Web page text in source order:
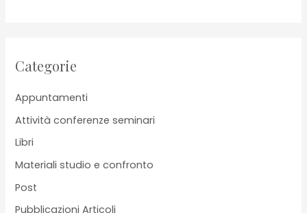
Categorie
Appuntamenti
Attività conferenze seminari
Libri
Materiali studio e confronto
Post
Pubblicazioni Articoli